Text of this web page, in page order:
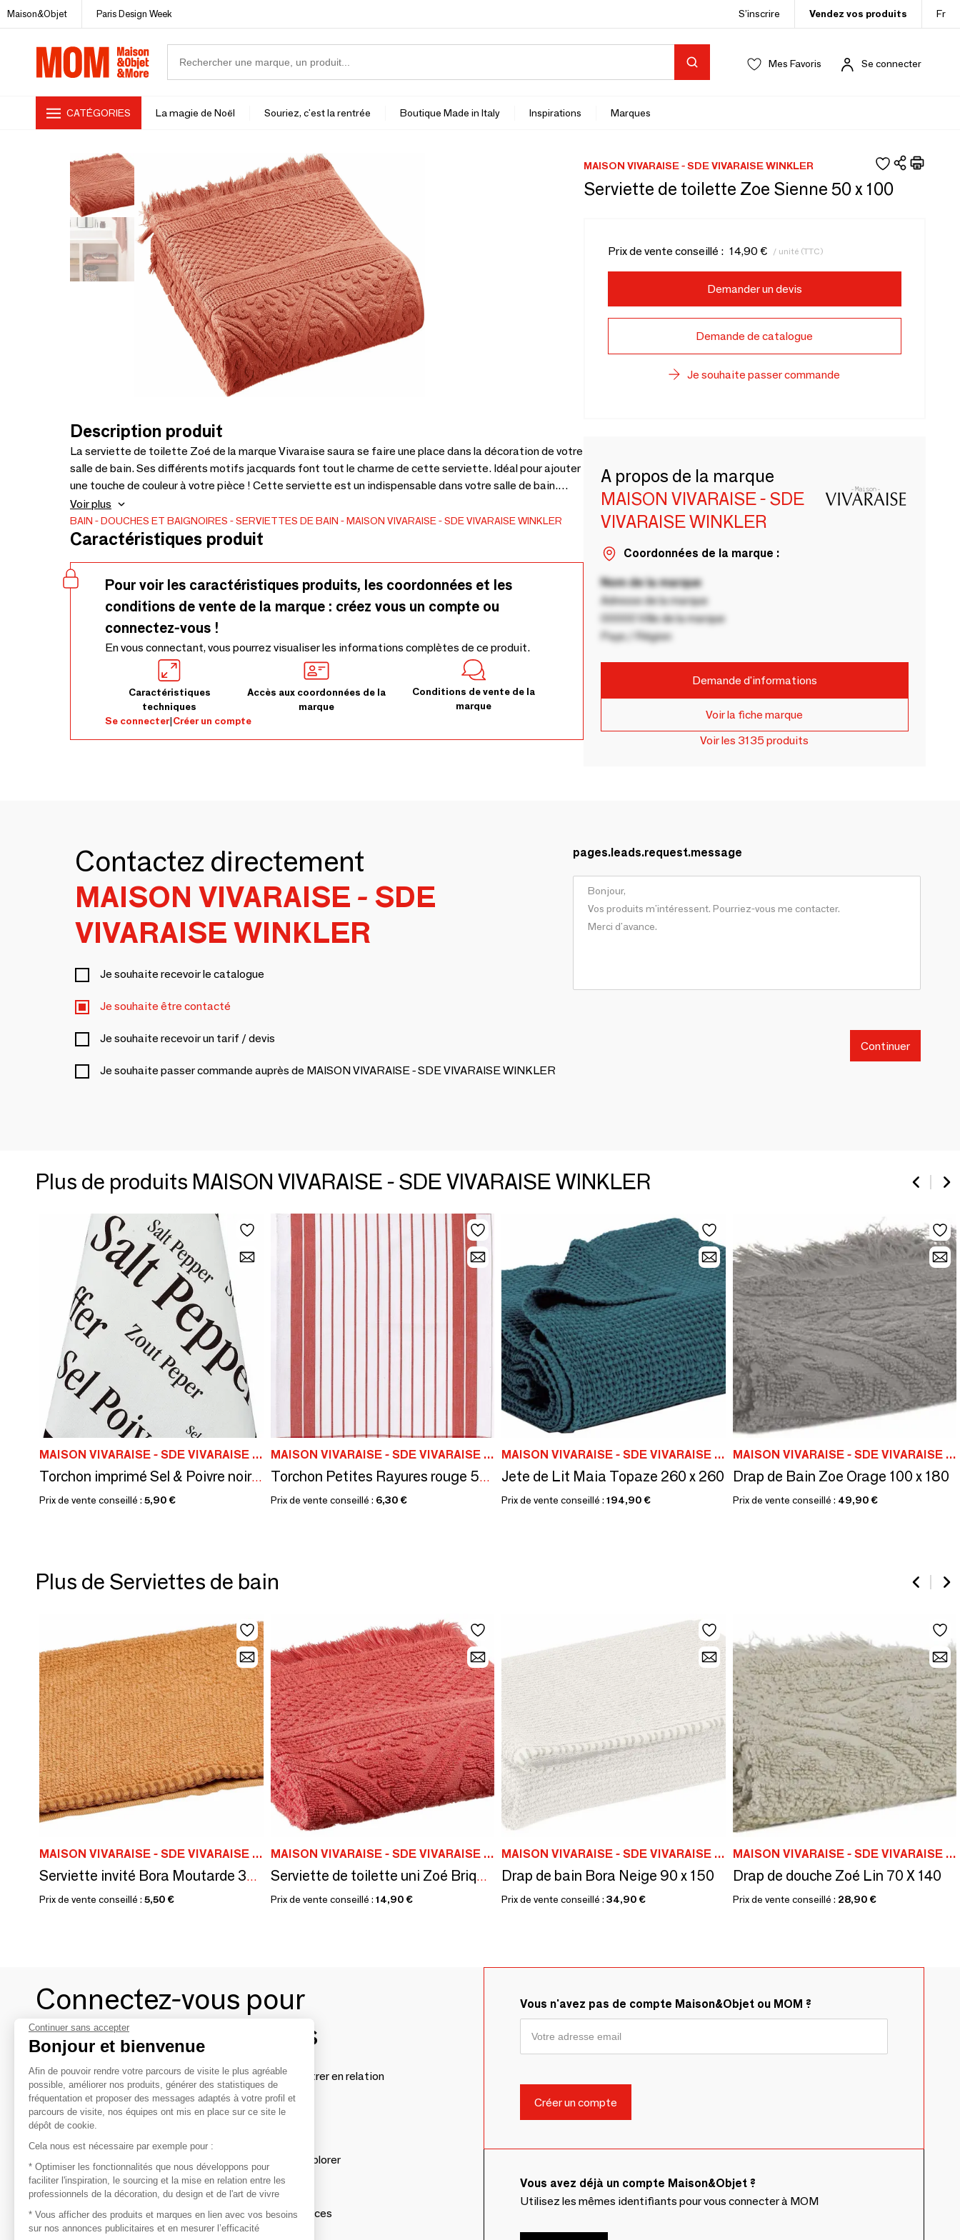
Maison&Objet Paris Design Week S’inscrire Vendez vos produits Fr
Mes Favoris Se connecter
CATÉGORIES La magie de Noël Souriez, c'est la rentrée Boutique Made in Italy Inspirations Marques
Description produit
La serviette de toilette Zoé de la marque Vivaraise saura se faire une place dans la décoration de votre
salle de bain. Ses différents motifs jacquards font tout le charme de cette serviette. Idéal pour ajouter
une touche de couleur à votre pièce ! Cette serviette est un indispensable dans votre salle de bain.
Résistante et douce au toucher avec sa matière 100% coton, elle sera utile au quotidien. Elle bénéficie
également de motifs jacquards réussis pour habiller votre espace de la plus belle des manières.
N'hésitez pas à assortir les coloris entre eux pour plus d'éclat et d'originalité ! Associez cette serviette
Voir plus
BAIN DOUCHES ET BAIGNOIRES SERVIETTES DE BAIN MAISON VIVARAISE - SDE VIVARAISE WINKLER
Caractéristiques produit
Pour voir les caractéristiques produits, les coordonnées et les
conditions de vente de la marque : créez vous un compte ou
connectez-vous !
En vous connectant, vous pourrez visualiser les informations complètes de ce produit.
Caractéristiques
techniques
Accès aux coordonnées de la
marque
Conditions de vente de la
marque
Se connecter|Créer un compte
MAISON VIVARAISE - SDE VIVARAISE WINKLER
Serviette de toilette Zoe Sienne 50 x 100
Prix de vente conseillé : 14,90 € / unité (TTC)
Demander un devis
Demande de catalogue
Je souhaite passer commande
A propos de la marque
MAISON VIVARAISE - SDE
VIVARAISE WINKLER
Coordonnées de la marque :
Nom de la marque
Adresse de la marque
00000 Ville de la marque
Pays / Région
Demande d'informations
Voir la fiche marque
Voir les 3135 produits
Contactez directement
MAISON VIVARAISE - SDE
VIVARAISE WINKLER
Je souhaite recevoir le catalogue
Je souhaite être contacté
Je souhaite recevoir un tarif / devis
Je souhaite passer commande auprès de MAISON VIVARAISE - SDE VIVARAISE WINKLER
pages.leads.request.message
Continuer
Plus de produits MAISON VIVARAISE - SDE VIVARAISE WINKLER
MAISON VIVARAISE - SDE VIVARAISE WINKLER
Torchon imprimé Sel & Poivre noir 50 X 70
Prix de vente conseillé : 5,90 €
MAISON VIVARAISE - SDE VIVARAISE WINKLER
Torchon Petites Rayures rouge 50 X 70
Prix de vente conseillé : 6,30 €
MAISON VIVARAISE - SDE VIVARAISE WINKLER
Jete de Lit Maia Topaze 260 x 260
Prix de vente conseillé : 194,90 €
MAISON VIVARAISE - SDE VIVARAISE WINKLER
Drap de Bain Zoe Orage 100 x 180
Prix de vente conseillé : 49,90 €
Plus de Serviettes de bain
MAISON VIVARAISE - SDE VIVARAISE WINKLER
Serviette invité Bora Moutarde 30 x 50
Prix de vente conseillé : 5,50 €
MAISON VIVARAISE - SDE VIVARAISE WINKLER
Serviette de toilette uni Zoé Brique 50 x 100
Prix de vente conseillé : 14,90 €
MAISON VIVARAISE - SDE VIVARAISE WINKLER
Drap de bain Bora Neige 90 x 150
Prix de vente conseillé : 34,90 €
MAISON VIVARAISE - SDE VIVARAISE WINKLER
Drap de douche Zoé Lin 70 X 140
Prix de vente conseillé : 28,90 €
Connectez-vous pour
contacter les marques
Afin de profiter au mieux de l'expérience MOM et de rentrer en relation
avec vos marques préférées, créez-vous un compte.
Découvrir
Les produits de milliers de fournisseurs à explorer
S'inspirer
Inspiration et sélections de produits tendances
Vous n'avez pas de compte Maison&Objet ou MOM ?
Vous avez déjà un compte Maison&Objet ?
Utilisez les mêmes identifiants pour vous connecter à MOM
Continuer sans accepter
Bonjour et bienvenue
Afin de pouvoir rendre votre parcours de visite le plus agréable
possible, améliorer nos produits, générer des statistiques de
fréquentation et proposer des messages adaptés à votre profil et
parcours de visite, nos équipes ont mis en place sur ce site le
dépôt de cookie.
Cela nous est nécessaire par exemple pour :
* Optimiser les fonctionnalités que nous développons pour
faciliter l'inspiration, le sourcing et la mise en relation entre les
professionnels de la décoration, du design et de l'art de vivre
* Vous afficher des produits et marques en lien avec vos besoins
sur nos annonces publicitaires et en mesurer l’efficacité